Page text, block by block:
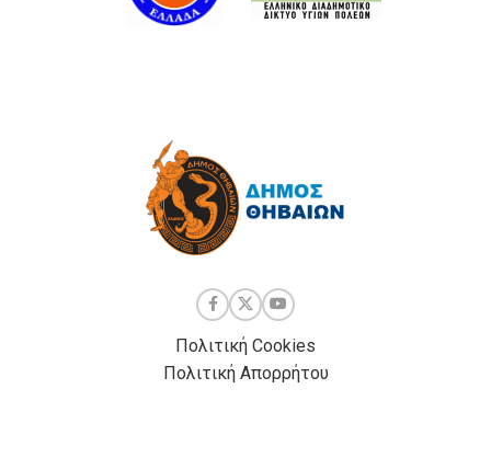
Πολιτική Cookies
Πολιτική Απορρήτου